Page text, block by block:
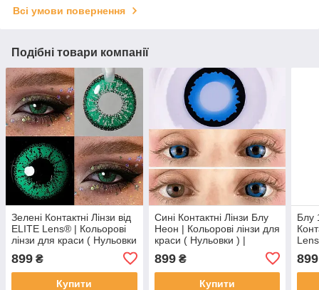
Всі умови повернення
Подібні товари компанії
Зелені Контактні Лінзи від
ELITE Lens® | Кольорові
лінзи для краси ( Нульовки
899 ₴
Купити
Сині Контактні Лінзи Блу
Неон | Кольорові лінзи для
краси ( Нульовки ) |
Натуральні-Природні | Для
світлих - чорних очей
899₴
Купити
Блу
на
899